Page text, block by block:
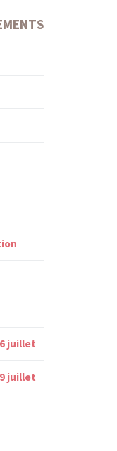
juillet
juillet